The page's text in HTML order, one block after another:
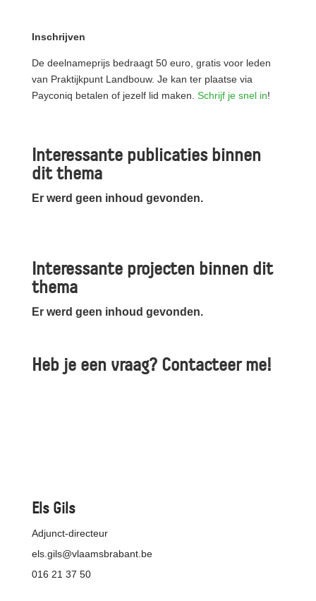
Inschrijven
De deelnameprijs bedraagt 50 euro, gratis voor leden
van Praktijkpunt Landbouw. Je kan ter plaatse via
Payconiq betalen of jezelf lid maken. Schrijf je snel in!
Interessante publicaties binnen
dit thema
Er werd geen inhoud gevonden.
Interessante projecten binnen dit
thema
Er werd geen inhoud gevonden.
Heb je een vraag? Contacteer me!
Els Gils
Adjunct-directeur
els.gils@vlaamsbrabant.be
016 21 37 50